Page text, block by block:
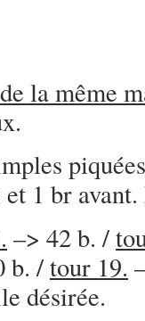
la même
1 br
–> 42 b. /
b. /tour 19.
désirée.